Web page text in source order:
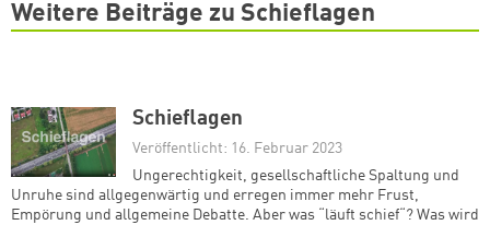
Weitere Beiträge zu Schieflagen
Schieflagen
Veröffentlicht: 16. Februar 2023
Ungerechtigkeit, gesellschaftliche Spaltung und
Unruhe sind allgegenwärtig und erregen immer mehr Frust,
Empörung und allgemeine Debatte. Aber was “läuft schief“? Was wird